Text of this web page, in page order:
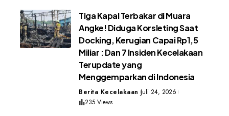
Tiga Kapal Terbakar di Muara
Angke! Diduga Korsleting Saat
Docking, Kerugian Capai Rp1,5
Miliar : Dan 7 Insiden Kecelakaan
Terupdate yang
Menggemparkan di Indonesia
Berita Kecelakaan Juli 24, 2026
235 Views